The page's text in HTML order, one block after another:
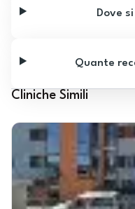
Dove
Quante
Cliniche Simili